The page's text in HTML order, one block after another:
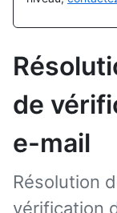
de
e-mail
Résolution
vérification